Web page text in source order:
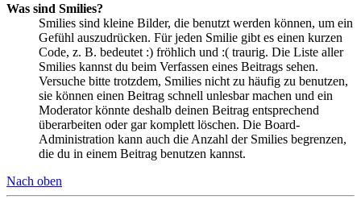
Was sind Smilies?
Smilies sind kleine Bilder, die benutzt werden können, um ein
Gefühl auszudrücken. Für jeden Smilie gibt es einen kurzen
Code, z. B. bedeutet :) fröhlich und :( traurig. Die Liste aller
Smilies kannst du beim Verfassen eines Beitrags sehen.
Versuche bitte trotzdem, Smilies nicht zu häufig zu benutzen,
sie können einen Beitrag schnell unlesbar machen und ein
Moderator könnte deshalb deinen Beitrag entsprechend
überarbeiten oder gar komplett löschen. Die Board-
Administration kann auch die Anzahl der Smilies begrenzen,
die du in einem Beitrag benutzen kannst.
Nach oben